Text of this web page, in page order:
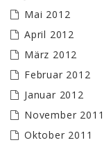
Mai 2012
April 2012
März 2012
Februar 2012
Januar 2012
November 2011
Oktober 2011